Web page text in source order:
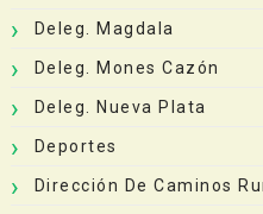
Deleg. Magdala
Deleg. Mones Cazón
Deleg. Nueva Plata
Deportes
Dirección De Caminos